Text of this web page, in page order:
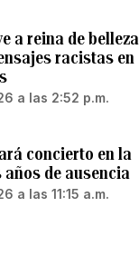
a reina de belleza
racistas en
a las 2:52 p.m.
concierto en la
de ausencia
a las 11:15 a.m.